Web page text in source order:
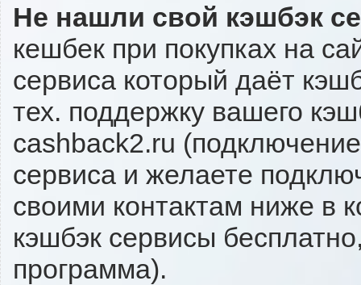
Не нашли свой кэшбэк
кешбек при покупках на
сервиса который даёт
тех. поддержку вашего
cashback2.ru
сервиса и желаете
своими контактам ниже в
кэшбэк сервисы
программа).